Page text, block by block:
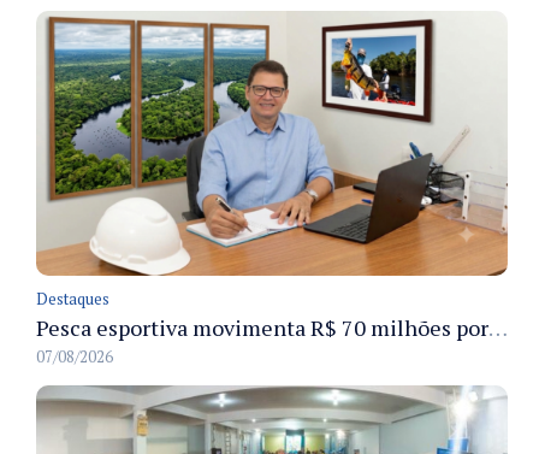
Destaques
Pesca esportiva movimenta R$ 70 milhões por ano e ganha espaço na economia sustentável do Amazonas
07/08/2026